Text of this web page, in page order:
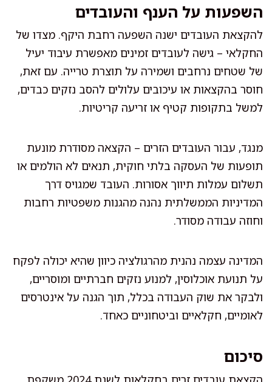
השפעות על הענף והעובדים
להקצאת העובדים ישנה השפעה רחבת היקף. מצדו של
החקלאי – גישה לעובדים זמינים מאפשרת עיבוד יעיל
של שטחים נרחבים ושמירה על תוצרת טרייה. עם זאת,
חוסר בהקצאות או עיכובים עלולים להסב נזקים כבדים,
למשל בתקופות קטיף או זריעה קריטיות.
מנגד, עבור העובדים הזרים – הקצאה מסודרת מונעת
תופעות של העסקה בלתי חוקית, תנאים לא הולמים או
תשלום עמלות תיווך אסורות. העובד שמגויס דרך
המדיניות הממשלתית נהנה מהגנות משפטיות רחבות
וחוזה עבודה מסודר.
המדינה עצמה נהנית מהרגולציה כיוון שהיא יכולה לפקח
על תנועת אוכלוסין, למנוע נזקים חברתיים ומוסריים,
ולבקר את שוק העבודה בכלל, תוך הגנה על אינטרסים
לאומיים, חקלאיים וביטחוניים כאחד.
סיכום